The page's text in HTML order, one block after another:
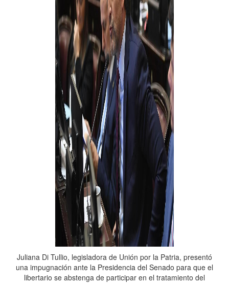
Juliana Di Tullio, legisladora de Unión por la Patria, presentó
una impugnación ante la Presidencia del Senado para que el
libertario se abstenga de participar en el tratamiento del